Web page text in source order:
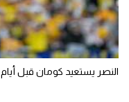
النصر يستعيد كومان قبل